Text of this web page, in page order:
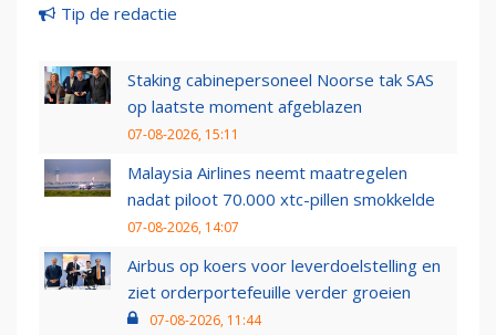
Tip de redactie
Staking cabinepersoneel Noorse tak SAS
op laatste moment afgeblazen
07-08-2026, 15:11
Malaysia Airlines neemt maatregelen
nadat piloot 70.000 xtc-pillen smokkelde
07-08-2026, 14:07
Airbus op koers voor leverdoelstelling en
ziet orderportefeuille verder groeien
07-08-2026, 11:44